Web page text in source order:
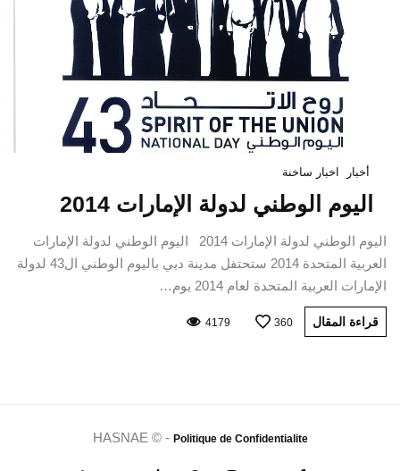
أخبار اخبار ساخنة
اليوم الوطني لدولة الإمارات 2014
اليوم الوطني لدولة الإمارات 2014 اليوم الوطني لدولة الإمارات
العربية المتحدة 2014 ستحتفل مدينة دبي باليوم الوطني ال43 لدولة
الإمارات العربية المتحدة لعام 2014 يوم…
قراءة المقال 360
4179
HASNAE © - Politique de Confidentialite